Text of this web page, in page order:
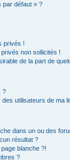
par défaut » ?
privés !
non sollicités !
de la part de
?
utilisateurs de ma
dans un ou des
résultat ?
blanche ?!
?